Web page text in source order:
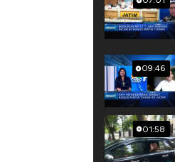
09:46
01:58